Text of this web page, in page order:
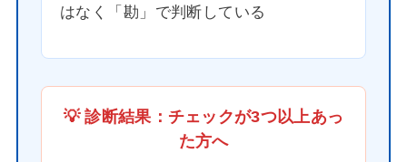
はなく「勘」で判断している
💡 診断結果：チェックが3つ以上あっ
た方へ